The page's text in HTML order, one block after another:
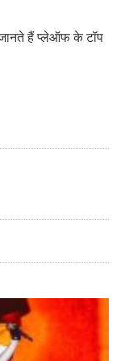
हैं प्लेऑफ के टॉप